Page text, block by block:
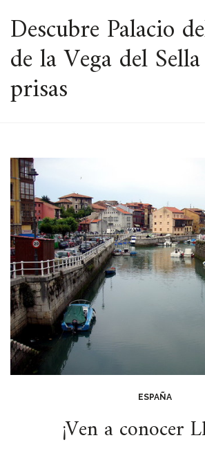
Descubre Palacio
de la Vega del
prisas
ESPAÑA
¡Ven a conocer